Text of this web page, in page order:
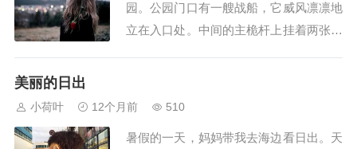
坐在树下看书...
园。公园门口有一艘战船，它威风凛凛地
立在入口处。中间的主桅杆上挂着两张白
演船长，有的扮演侦察敌情的侦察兵，而
美丽的日出
小荷叶 12个月前 510
暑假的一天，妈妈带我去海边看日出。天